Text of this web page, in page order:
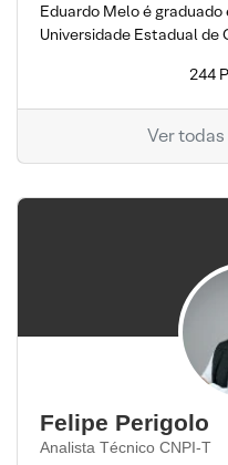
Eduardo Melo é
Universidade Estadual de
244
Ver
Felipe Perigolo
Analista Técnico CNPI-T